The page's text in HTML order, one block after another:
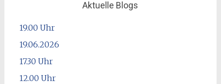
Aktuelle Blogs
19.00 Uhr
19.06.2026
17.30 Uhr
12.00 Uhr